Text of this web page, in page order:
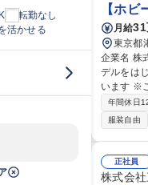
転勤なし
活かせる
【ホ
月給
東京都
企業名 株式会社バンダイ 求人名 【ホビーマ
デルをは
います ※ご
プラやポ
・海外の
施策、WEBプロモ
担当
年間休日
服装自由
正社員
株式会